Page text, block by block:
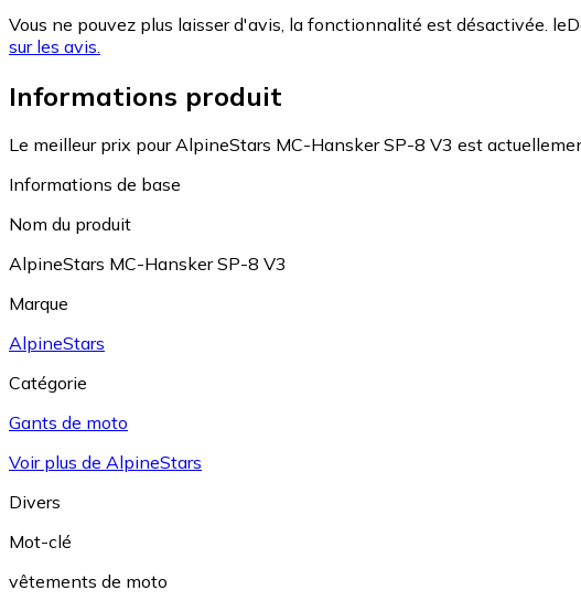
Vous ne pouvez plus laisser d'avis, la fonctionnalité est désactivée.
sur les avis.
Informations produit
Le meilleur prix pour AlpineStars MC-Hansker SP-8 V3 est
Informations de base
Nom du produit
AlpineStars MC-Hansker SP-8 V3
Marque
AlpineStars
Catégorie
Gants de moto
Voir plus de AlpineStars
Divers
Mot-clé
vêtements de moto